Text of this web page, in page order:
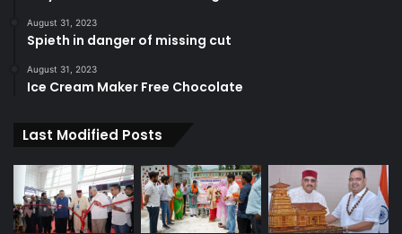
August 31, 2023
Spieth in danger of missing cut
August 31, 2023
Ice Cream Maker Free Chocolate
Last Modified Posts